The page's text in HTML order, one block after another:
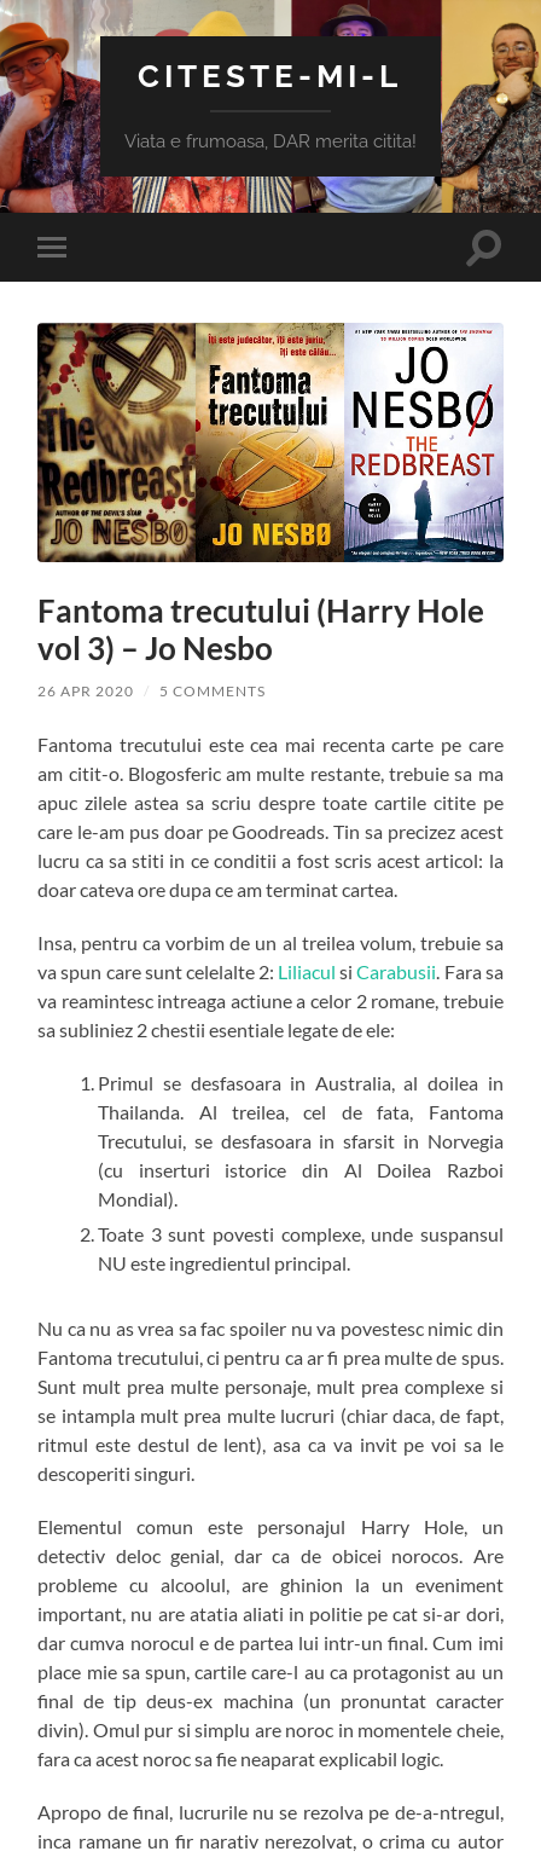
CITESTE-MI-L
Viata e frumoasa, DAR merita citita!
Toggle
mobile
Toggle
Fantoma trecutului (Harry Hole
vol 3) – Jo Nesbo
26 APR 2020 / 5 COMMENTS
Fantoma trecutului este cea mai recenta carte pe care
am citit-o. Blogosferic am multe restante, trebuie sa ma
apuc zilele astea sa scriu despre toate cartile citite pe
care le-am pus doar pe Goodreads. Tin sa precizez acest
lucru ca sa stiti in ce conditii a fost scris acest articol: la
doar cateva ore dupa ce am terminat cartea.
Insa, pentru ca vorbim de un al treilea volum, trebuie sa
va spun care sunt celelalte 2: Liliacul siCarabusii. Fara sa
va reamintesc intreaga actiune a celor 2 romane, trebuie
sa subliniez 2 chestii esentiale legate de ele:
Primul se desfasoara in Australia, al doilea in
Thailanda. Al treilea, cel de fata, Fantoma
Trecutului, se desfasoara in sfarsit in Norvegia
(cu inserturi istorice din Al Doilea Razboi
Mondial).
Toate 3 sunt povesti complexe, unde suspansul
NU este ingredientul principal.
Nu ca nu as vrea sa fac spoiler nu va povestesc nimic din
Fantoma trecutului, ci pentru ca ar fi prea multe de spus.
Sunt mult prea multe personaje, mult prea complexe si
se intampla mult prea multe lucruri (chiar daca, de fapt,
ritmul este destul de lent), asa ca va invit pe voi sa le
descoperiti singuri.
Elementul comun este personajul Harry Hole, un
detectiv deloc genial, dar ca de obicei norocos. Are
probleme cu alcoolul, are ghinion la un eveniment
important, nu are atatia aliati in politie pe cat si-ar dori,
dar cumva norocul e de partea lui intr-un final. Cum imi
place mie sa spun, cartile care-l au ca protagonist au un
final de tip deus-ex machina (un pronuntat caracter
divin). Omul pur si simplu are noroc in momentele cheie,
fara ca acest noroc sa fie neaparat explicabil logic.
Apropo de final, lucrurile nu se rezolva pe de-a-ntregul,
inca ramane un fir narativ nerezolvat, o crima cu autor